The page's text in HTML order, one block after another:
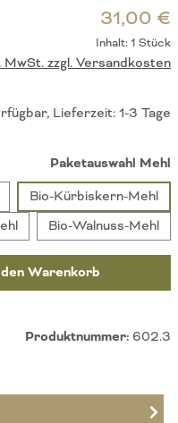
31,00 €
Inhalt:1 Stück
MwSt. zzgl. Versandkosten
Lieferzeit: 1-3 Tage
Paketauswahl Mehl
Bio-Kürbiskern-Mehl
Bio-Walnuss-Mehl
Wert
den Warenkorb
Produktnummer: 602.3